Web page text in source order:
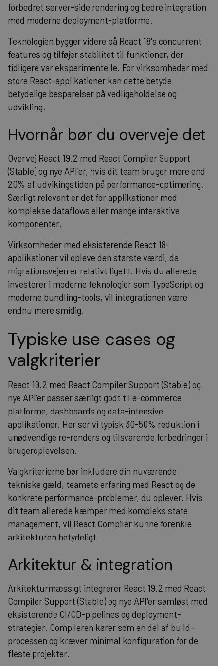
forbedret server-side rendering og bedre integration
med moderne deployment-platforme.
Teknologien bygger videre på React 18's concurrent
features og tilføjer stabilitet til funktioner, der
tidligere var eksperimentelle. For virksomheder med
store React-applikationer kan dette betyde
betydelige besparelser på vedligeholdelse og
udvikling.
Hvornår bør du overveje det
Overvej React 19.2 med React Compiler Support
(Stable) og nye API'er, hvis dit team bruger mere end
20% af udvikingstiden på performance-optimering.
Særligt relevant er det for applikationer med
komplekse dataflows eller mange interaktive
komponenter.
Virksomheder med eksisterende React 18-
applikationer vil opleve den største værdi, da
migrationsvejen er relativt ligetil. Hvis du allerede
investerer i moderne teknologiersom TypeScript og
moderne bundling-tools, vil integrationen være
endnu mere smidig.
Typiske use cases og
valgkriterier
React 19.2 med React Compiler Support (Stable) og
nye API'er passer særligt godt til e-commerce
platforme, dashboards og data-intensive
applikationer. Her ser vi typisk 30-50% reduktion i
unødvendige re-renders og tilsvarende forbedringer i
brugeroplevelsen.
Valgkriterierne bør inkludere din nuværende
tekniske gæld, teamets erfaring med React og de
konkrete performance-problemer, du oplever. Hvis
dit team allerede kæmper med kompleks state
management, vil React Compiler kunne forenkle
arkitekturen betydeligt.
Arkitektur & integration
Arkitekturmæssigt integrerer React 19.2 med React
Compiler Support (Stable) og nye API'er sømløst med
eksisterende CI/CD-pipelines og deployment-
strategier. Compileren kører som en del af build-
processen og kræver minimal konfiguration for de
fleste projekter.